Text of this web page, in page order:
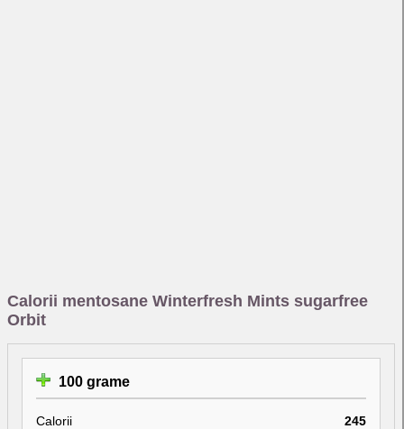
Calorii mentosane Winterfresh Mints sugarfree
Orbit
100 grame
Calorii
245